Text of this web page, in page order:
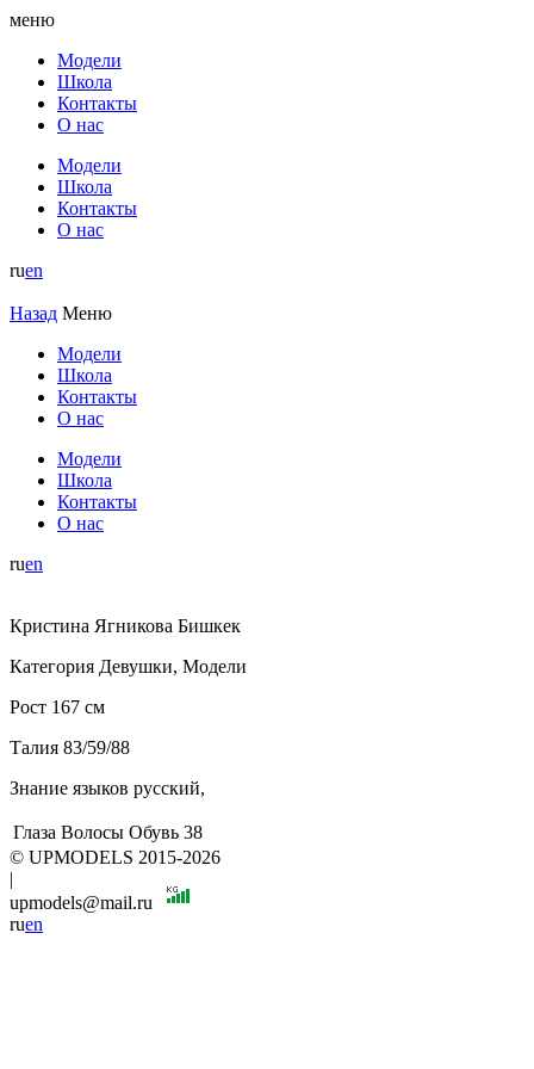
меню
Модели
Школа
Контакты
О нас
Модели
Школа
Контакты
О нас
ruen
Назад Меню
Модели
Школа
Контакты
О нас
Модели
Школа
Контакты
О нас
ruen
Кристина Ягникова Бишкек
Категория Девушки, Модели
Рост 167 см
Талия 83/59/88
Знание языков русский,
Глаза Волосы Обувь 38
© UPMODELS 2015-2026
|
upmodels@mail.ru
ruen